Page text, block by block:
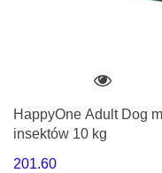
HappyOne Adult Dog
insektów 10 kg
201.60